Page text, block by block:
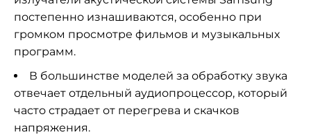
постепенно изнашиваются, особенно при
громком просмотре фильмов и музыкальных
программ.
В большинстве моделей за обработку звука
отвечает отдельный аудиопроцессор, который
часто страдает от перегрева и скачков
напряжения.